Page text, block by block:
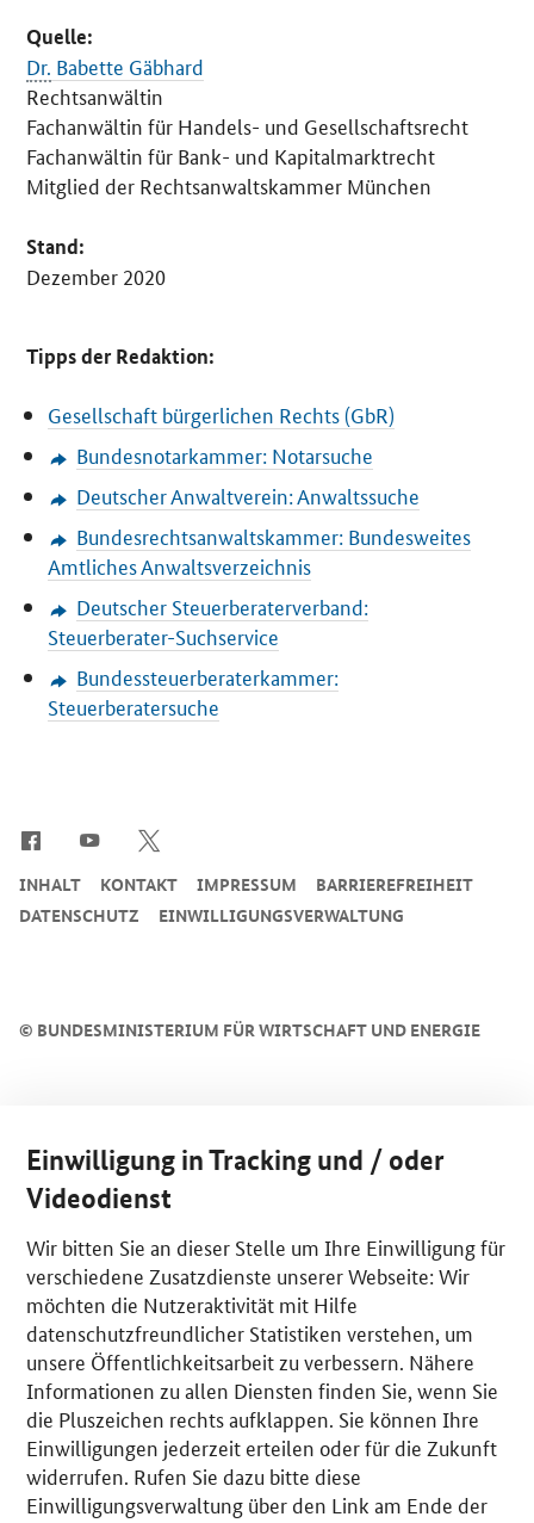
Quelle:
Dr. Babette Gäbhard
Rechtsanwältin
Fachanwältin für Handels- und Gesellschaftsrecht
Fachanwältin für Bank- und Kapitalmarktrecht
Mitglied der Rechtsanwaltskammer München
Stand:
Dezember 2020
Tipps der Redaktion:
Gesellschaft bürgerlichen Rechts (GbR)
Bundesnotarkammer: Notarsuche
Deutscher Anwaltverein: Anwaltssuche
Bundesrechtsanwaltskammer: Bundesweites
Amtliches Anwaltsverzeichnis
Deutscher Steuerberaterverband:
Steuerberater-Suchservice
Bundessteuerberaterkammer:
Steuerberatersuche
© BUNDESMINISTERIUM FÜR WIRTSCHAFT UND ENERGIE
INHALT KONTAKT IMPRESSUM
BARRIEREFREIHEIT
DATENSCHUTZ
EINWILLIGUNGSVERWALTUNG
Einwilligung in Tracking und / oder
Videodienst
Wir bitten Sie an dieser Stelle um Ihre Einwilligung für
verschiedene Zusatzdienste unserer Webseite: Wir
möchten die Nutzeraktivität mit Hilfe
datenschutzfreundlicher Statistiken verstehen, um
unsere Öffentlichkeitsarbeit zu verbessern. Nähere
Informationen zu allen Diensten finden Sie, wenn Sie
die Pluszeichen rechts aufklappen. Sie können Ihre
Einwilligungen jederzeit erteilen oder für die Zukunft
widerrufen. Rufen Sie dazu bitte diese
Einwilligungsverwaltung über den Link am Ende der